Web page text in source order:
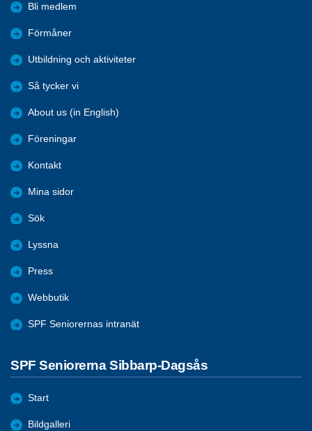
Bli medlem
Förmåner
Utbildning och aktiviteter
Så tycker vi
About us (in English)
Föreningar
Kontakt
Mina sidor
Sök
Lyssna
Press
Webbutik
SPF Seniorernas intranät
SPF Seniorerna Sibbarp-Dagsås
Start
Bildgalleri